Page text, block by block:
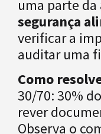
uma parte da
segurança
verificar a
auditar uma
Como
30/70: 30%
rever
Observa o